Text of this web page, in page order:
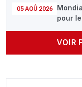
05 AOÛ 2026
pour
VOIR